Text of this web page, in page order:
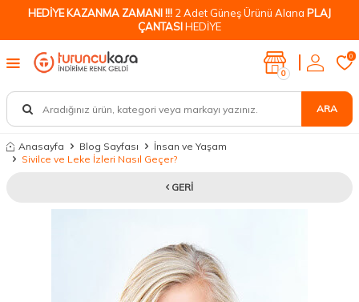
HEDİYE KAZANMA ZAMANI !!! 2 Adet Güneş Ürünü Alana PLAJ
ÇANTASIHEDİYE
ARA
0
0
Anasayfa Blog Sayfası
İnsan ve Yaşam
Sivilce ve Leke İzleri Nasıl Geçer?
GERI